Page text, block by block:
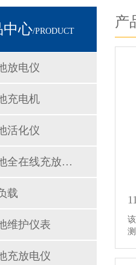
中心/PRODUCT
放电仪
充电机
活化仪
蓄电池全在线充放电仪
载
维护仪表
充放电仪
产